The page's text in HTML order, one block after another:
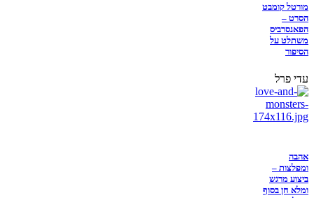
מורטל קומבט
הסרט –
הפאנסרביס
משתלט על
הסיפור
עדי פרל
אהבה
ומפלצות –
ביצוע מרגש
ומלא חן בסוף